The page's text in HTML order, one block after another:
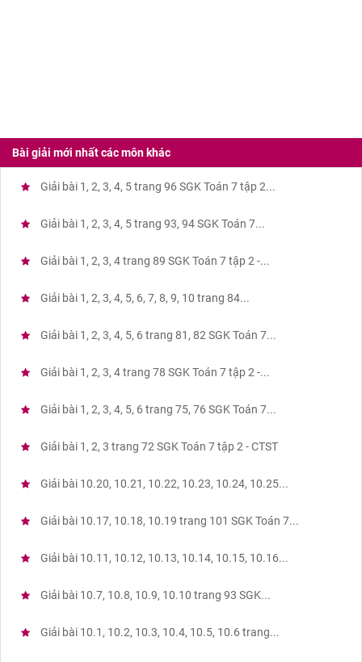
Bài giải mới nhất các môn khác
Giải bài 1, 2, 3, 4, 5 trang 96 SGK Toán 7 tập 2...
Giải bài 1, 2, 3, 4, 5 trang 93, 94 SGK Toán 7...
Giải bài 1, 2, 3, 4 trang 89 SGK Toán 7 tập 2 -...
Giải bài 1, 2, 3, 4, 5, 6, 7, 8, 9, 10 trang 84...
Giải bài 1, 2, 3, 4, 5, 6 trang 81, 82 SGK Toán 7...
Giải bài 1, 2, 3, 4 trang 78 SGK Toán 7 tập 2 -...
Giải bài 1, 2, 3, 4, 5, 6 trang 75, 76 SGK Toán 7...
Giải bài 1, 2, 3 trang 72 SGK Toán 7 tập 2 - CTST
Giải bài 10.20, 10.21, 10.22, 10.23, 10.24, 10.25...
Giải bài 10.17, 10.18, 10.19 trang 101 SGK Toán 7...
Giải bài 10.11, 10.12, 10.13, 10.14, 10.15, 10.16...
Giải bài 10.7, 10.8, 10.9, 10.10 trang 93 SGK...
Giải bài 10.1, 10.2, 10.3, 10.4, 10.5, 10.6 trang...